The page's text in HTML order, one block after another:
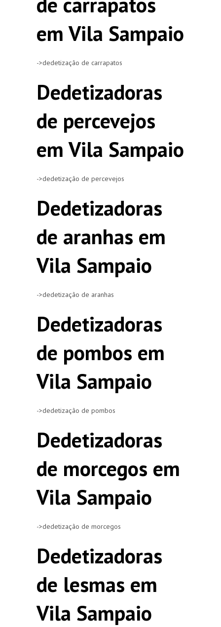
em Vila Sampaio
->dedetização de carrapatos
Dedetizadoras
de percevejos
em Vila Sampaio
->dedetização de percevejos
Dedetizadoras
de aranhas em
Vila Sampaio
->dedetização de aranhas
Dedetizadoras
de pombos em
Vila Sampaio
->dedetização de pombos
Dedetizadoras
de morcegos em
Vila Sampaio
->dedetização de morcegos
Dedetizadoras
de lesmas em
Vila Sampaio